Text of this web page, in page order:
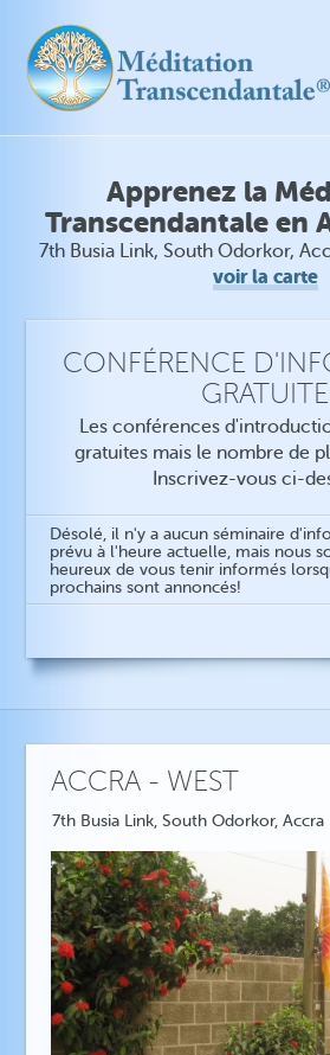
Apprenez la
Transcendantale en
7th Busia Link, South Odorkor,
voir la carte
CONFÉRENCE
GRATUITE
Les conférences
gratuites mais le nombre de
Inscrivez-vous ci-
Désolé, il n'y a aucun séminaire
prévu à l'heure actuelle, mais nous
heureux de vous tenir informés
prochains sont annoncés!
ACCRA - WEST
7th Busia Link, South Odorkor, Accra